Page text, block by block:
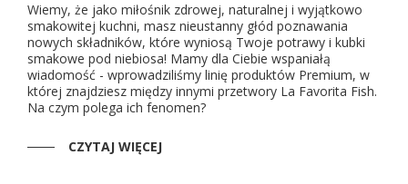
Wiemy, że jako miłośnik zdrowej, naturalnej i wyjątkowo
smakowitej kuchni, masz nieustanny głód poznawania
nowych składników, które wyniosą Twoje potrawy i kubki
smakowe pod niebiosa! Mamy dla Ciebie wspaniałą
wiadomość - wprowadziliśmy linię produktów Premium, w
której znajdziesz między innymi przetwory La Favorita Fish.
Na czym polega ich fenomen?
CZYTAJ WIĘCEJ